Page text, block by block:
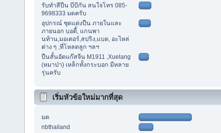
รับทำสีปืน บีบีกัน สนใจโทร 085-
9698333 มดครับ
อุปกรณ์ ชุดแต่งปืน ภายในและ
ภายนอก บอดี้, แกนพา
นท้าน,มอเตอร์,สปริง,แบต, อะไหล่
ต่าง ๆ ,ที่โหลดลูก ฯลฯ
ปืนสั้นอัดแก๊สจีน M1911 ,Xuelang
(หมาป่า) เหล็กทั้งกระบอก มีหลาย
รุ่นครับ
เริ่มหัวข้อใหม่มากที่สุด
มด
nbthailand